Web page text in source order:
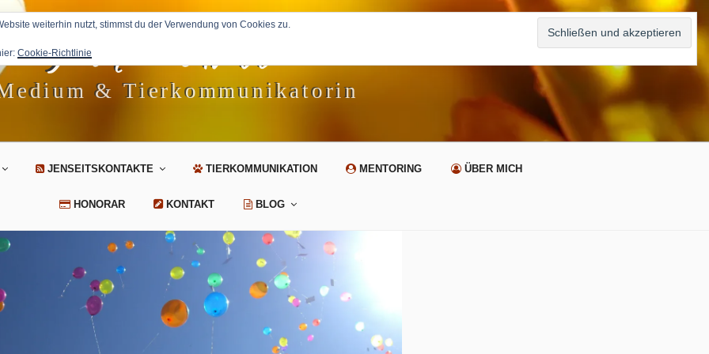
Petra Avila
& Tierkommunikatorin
JENSEITSKONTAKTE TIERKOMMUNIKATION MENTORING ÜBER MICH
HONORAR KONTAKT BLOG
weiterhin nutzt, stimmst du der Verwendung von Cookies zu.
Cookie-Richtlinie